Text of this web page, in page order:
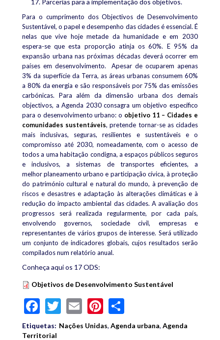
Parcerias para a implementação dos objetivos.
Para o cumprimento dos Objectivos de Desenvolvimento
Sustentável, o papel e desempenho das cidades é essencial. É
nelas que vive hoje metade da humanidade e em 2030
espera-se que esta proporção atinja os 60%. E 95% da
expansão urbana nas próximas décadas deverá ocorrer em
países em desenvolvimento. Apesar de ocuparem apenas
3% da superfície da Terra, as áreas urbanas consumem 60%
a 80% da energia e são responsáveis por 75% das emissões
carbónicas. Para além da dimensão urbana dos demais
objectivos, a Agenda 2030 consagra um objetivo específico
para o desenvolvimento urbano: o objetivo 11 – Cidades e
comunidades sustentáveis, pretende tornar-se as cidades
mais inclusivas, seguras, resilientes e sustentáveis e o
compromisso até 2030, nomeadamente, com o acesso de
todos a uma habitação condigna, a espaços públicos seguros
e inclusivos, a sistemas de transportes eficientes, a
melhorplaneamento urbano e participação cívica, à proteção
do património cultural e natural do mundo, à prevenção de
riscos e desastres e adaptação às alterações climáticas e à
redução do impacto ambiental das cidades. A avaliação dos
progressos será realizada regularmente, por cada país,
envolvendo governos, sociedade civil, empresas e
representantes de vários grupos de interesse. Será utilizado
um conjunto de indicadores globais, cujos resultados serão
compilados num relatório anual.
Conheça aqui os 17 ODS:
Objetivos de Desenvolvimento Sustentável
Objetivos de Desenvolvimento Sustentável
Facebook
Twitter
EmailPinterest
Etiquetas: Nações Unidas, Agenda urbana, Agenda
Territorial